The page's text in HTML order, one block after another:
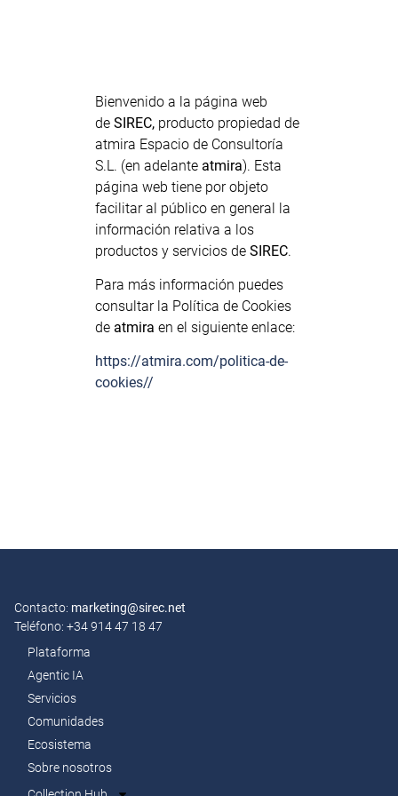
Bienvenido a la página web
de SIREC,producto propiedad de
atmira Espacio de Consultoría
S.L. (en adelante atmira). Esta
página web tiene por objeto
facilitar al público en general la
información relativa a los
productos y servicios de SIREC.
Para más información puedes
consultar la Política de Cookies
de atmira en el siguiente enlace:
https://atmira.com/politica-de-
cookies//
Contacto: marketing@sirec.net
Teléfono: +34 914 47 18 47
Plataforma
Agentic IA
Servicios
Comunidades
Ecosistema
Sobre nosotros